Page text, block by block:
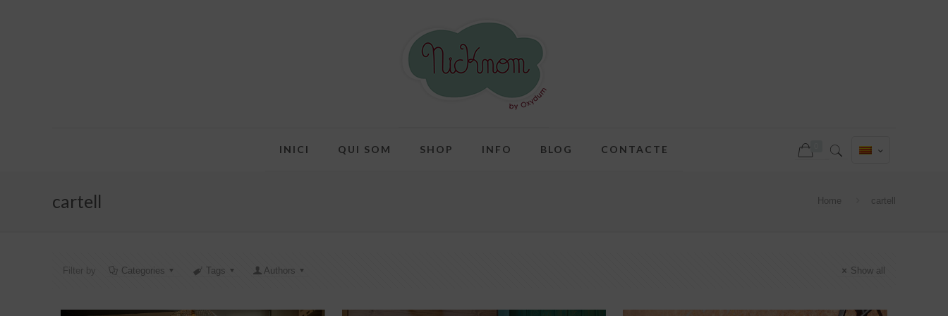
INICI QUI SOM SHOP INFO BLOG CONTACTE
cartell Home cartell
Filter by Categories Tags Authors Show all